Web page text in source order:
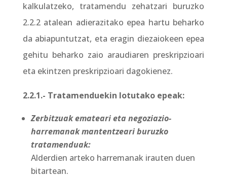
kalkulatzeko, tratamendu zehatzari buruzko
2.2.2 atalean adierazitako epea hartu beharko
da abiapuntutzat, eta eragin diezaiokeen epea
gehitu beharko zaio araudiaren preskripzioari
eta ekintzen preskripzioari dagokienez.
2.2.1.- Tratamenduekin lotutako epeak:
Zerbitzuak emateari eta negoziazio-
harremanak mantentzeari buruzko
tratamenduak:
Alderdien arteko harremanak irauten duen
bitartean.